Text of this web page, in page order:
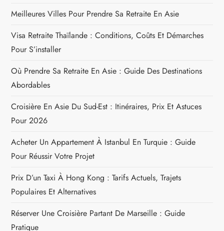
Meilleures Villes Pour Prendre Sa Retraite En Asie
Visa Retraite Thaïlande : Conditions, Coûts Et Démarches
Pour S’installer
Où Prendre Sa Retraite En Asie : Guide Des Destinations
Abordables
Croisière En Asie Du Sud-Est : Itinéraires, Prix Et Astuces
Pour 2026
Acheter Un Appartement À Istanbul En Turquie : Guide
Pour Réussir Votre Projet
Prix D’un Taxi À Hong Kong : Tarifs Actuels, Trajets
Populaires Et Alternatives
Réserver Une Croisière Partant De Marseille : Guide
Pratique